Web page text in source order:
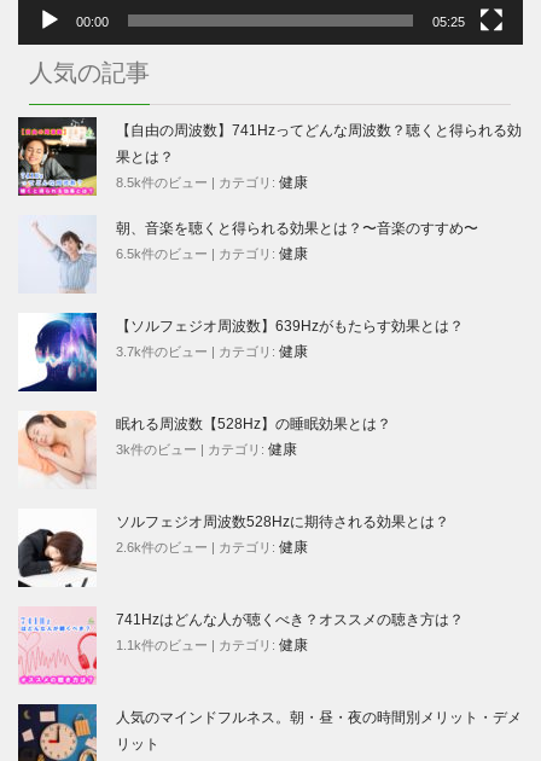
00:00 05:25
人気の記事
【自由の周波数】741Hzってどんな周波数？聴くと得られる効
果とは？
8.5k件のビュー カテゴリ: 健康
朝、音楽を聴くと得られる効果とは？〜音楽のすすめ〜
6.5k件のビュー カテゴリ: 健康
【ソルフェジオ周波数】639Hzがもたらす効果とは？
3.7k件のビュー カテゴリ: 健康
眠れる周波数【528Hz】の睡眠効果とは？
3k件のビュー カテゴリ: 健康
ソルフェジオ周波数528Hzに期待される効果とは？
2.6k件のビュー カテゴリ: 健康
741Hzはどんな人が聴くべき？オススメの聴き方は？
1.1k件のビュー カテゴリ: 健康
人気のマインドフルネス。朝・昼・夜の時間別メリット・デメ
リット